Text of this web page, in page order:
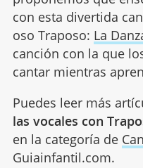
con esta divertida
oso Traposo: La
canción con la que
cantar mientras
Puedes leer más
las vocales con
en la categoría de
Guiainfantil.com.